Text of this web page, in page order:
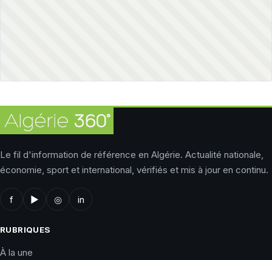
Le fil d'information de référence en Algérie. Actualité nationale,
économie, sport et international, vérifiés et mis à jour en continu.
f ▶ ◎ in
RUBRIQUES
À la une